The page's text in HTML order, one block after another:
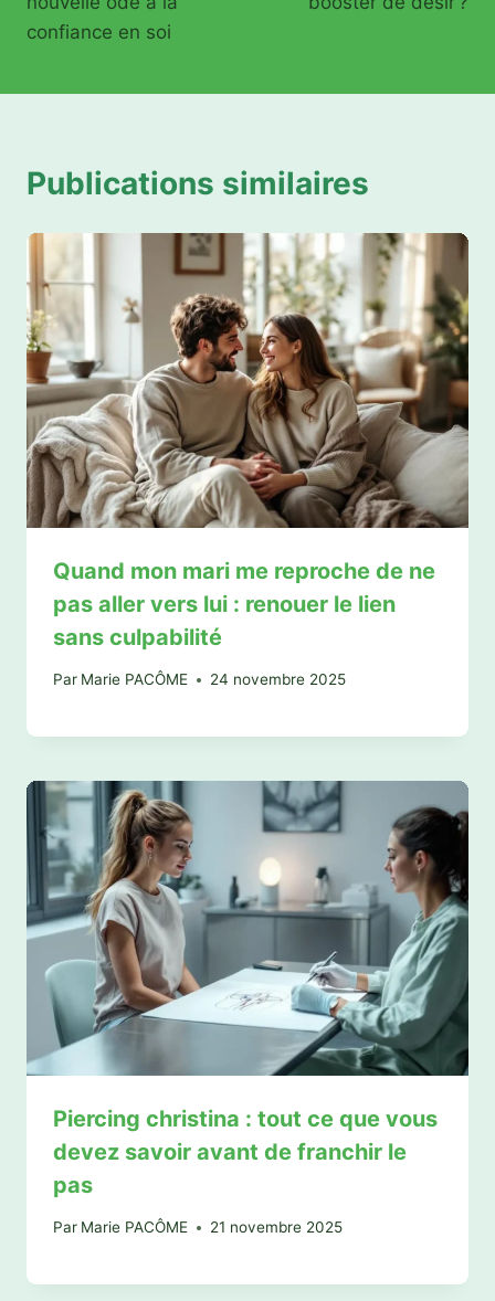
confiance en soi
Publications similaires
Quand mon mari me reproche de ne
pas aller vers lui : renouer le lien
sans culpabilité
Par Marie PACÔME 24 novembre 2025
Piercing christina : tout ce que vous
devez savoir avant de franchir le
pas
Par Marie PACÔME 21 novembre 2025